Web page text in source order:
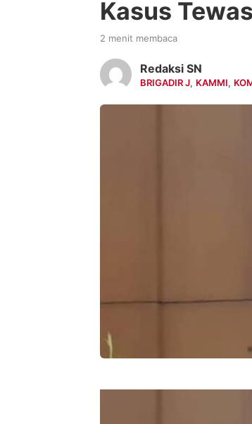
Kasus
2 menit membaca
Redaksi SN
BRIGADIR J, KAMMI,